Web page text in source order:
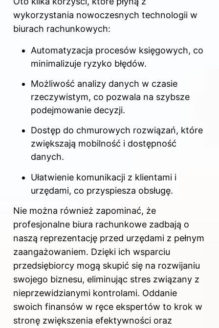
wykorzystania nowoczesnych technologii w
biurach rachunkowych:
Automatyzacja procesów księgowych, co
minimalizuje ryzyko błędów.
Możliwość analizy danych w czasie
rzeczywistym, co pozwala na szybsze
podejmowanie decyzji.
Dostęp do chmurowych rozwiązań, które
zwiększają mobilność i dostępność
danych.
Ułatwienie komunikacji z klientami i
urzędami, co przyspiesza obsługę.
Nie można również zapominać, że
profesjonalne biura rachunkowe zadbają o
naszą reprezentację przed urzędami z pełnym
zaangażowaniem. Dzięki ich wsparciu
przedsiębiorcy mogą skupić się na rozwijaniu
swojego biznesu, eliminując stres związany z
nieprzewidzianymi kontrolami. Oddanie
swoich finansów w ręce ekspertów to krok w
stronę zwiększenia efektywności oraz